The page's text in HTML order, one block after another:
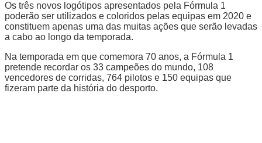
Os três novos logótipos apresentados pela Fórmula 1
poderão ser utilizados e coloridos pelas equipas em 2020 e
constituem apenas uma das muitas ações que serão levadas
a cabo ao longo da temporada.
Na temporada em que comemora 70 anos, a Fórmula 1
pretende recordar os 33 campeões do mundo, 108
vencedores de corridas, 764 pilotos e 150 equipas que
fizeram parte da história do desporto.